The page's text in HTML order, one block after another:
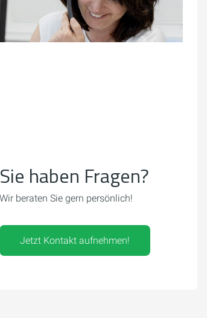
Sie haben Fragen?
Wir beraten Sie gern persönlich!
Jetzt Kontakt aufnehmen!